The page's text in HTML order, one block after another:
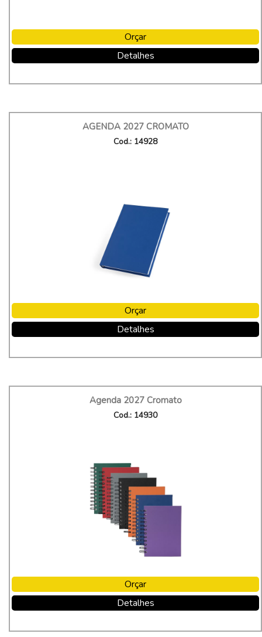
Orçar
Detalhes
AGENDA 2027 CROMATO
Cod.: 14928
Orçar
Detalhes
Agenda 2027 Cromato
Cod.: 14930
Orçar
Detalhes